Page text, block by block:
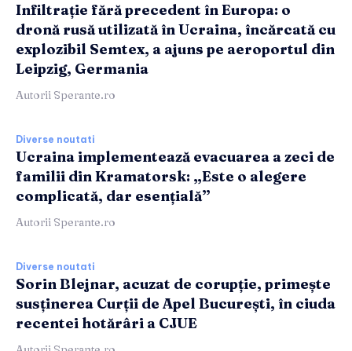
Infiltrație fără precedent în Europa: o
dronă rusă utilizată în Ucraina, încărcată cu
explozibil Semtex, a ajuns pe aeroportul din
Leipzig, Germania
Autorii Sperante.ro
Diverse noutati
Ucraina implementează evacuarea a zeci de
familii din Kramatorsk: „Este o alegere
complicată, dar esențială”
Autorii Sperante.ro
Diverse noutati
Sorin Blejnar, acuzat de corupție, primește
susținerea Curții de Apel București, în ciuda
recentei hotărâri a CJUE